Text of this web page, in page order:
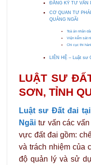
ĐĂNG KÝ TƯ VẤN
CƠ QUAN TƯ
QUẢNG NGÃI
Toà án nhân
Viện kểm sát
Chi cục thi
LIÊN HỆ – Luật sư
LUẬT SƯ
SƠN, TỈNH
Luật sư Đất đai
Ngãi tư vấn các
vực đất đai gồm:
và trách nhiệm của
độ quản lý và sử